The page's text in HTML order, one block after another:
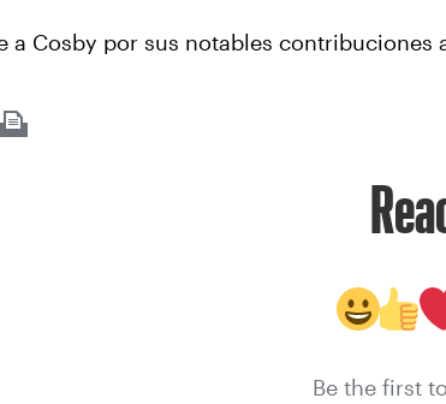
a Cosby por sus notables contribuciones
Be the first